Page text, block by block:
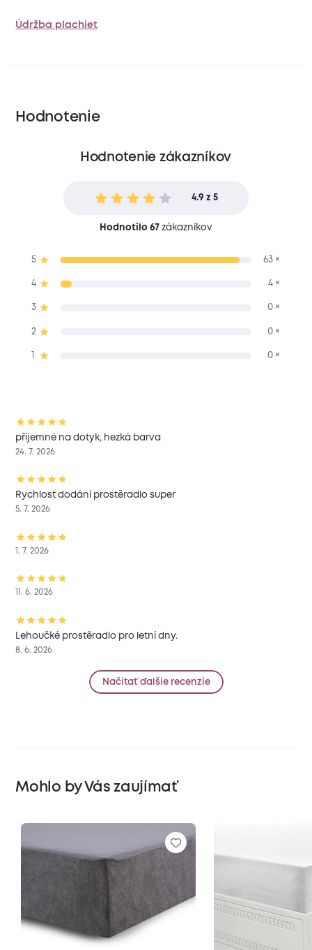
Údržba plachiet
Hodnotenie
Hodnotenie zákazníkov
4.9 z 5
Hodnotilo 67zákazníkov
5 63 ×
4 4 ×
3 0 ×
2 0 ×
0 ×
příjemné na dotyk, hezká barva
24. 7. 2026
Rychlost dodání prostěradlo super
5. 7. 2026
1. 7. 2026
11. 6. 2026
Lehoučké prostěradlo pro letní dny.
8. 6. 2026
Načítať ďalšie recenzie
Mohlo by Vás zaujímať